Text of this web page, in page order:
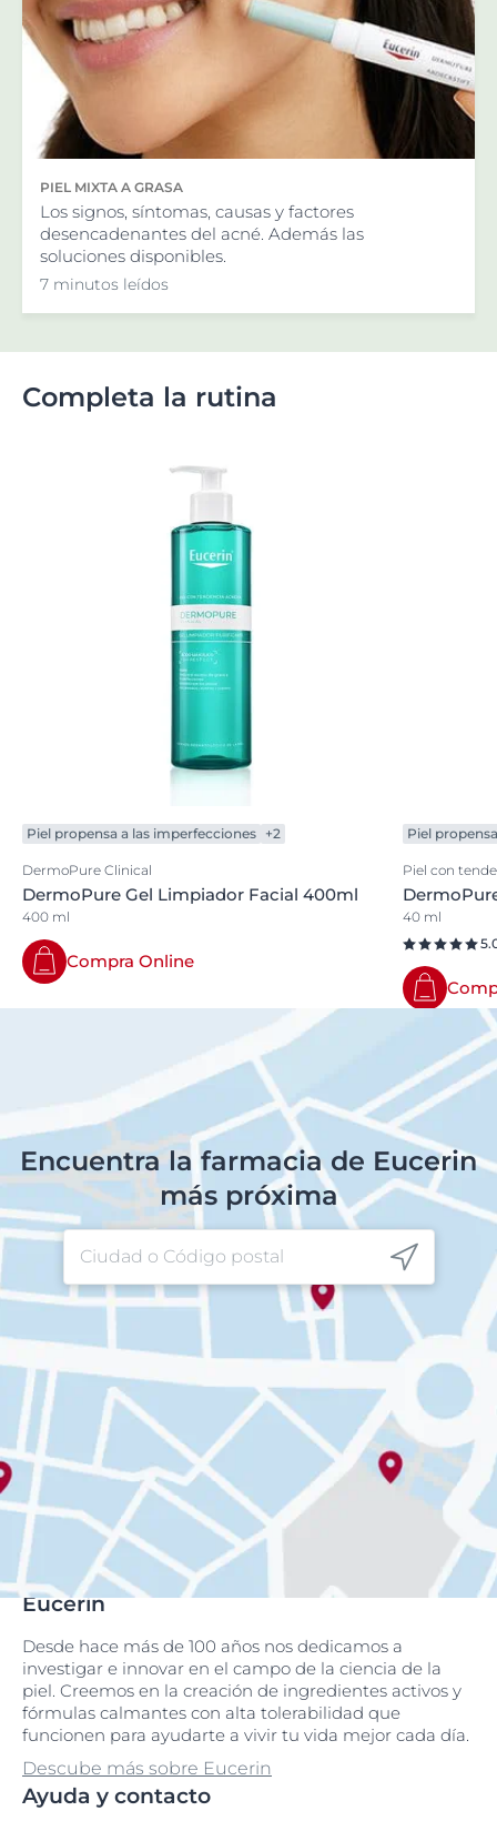
PIEL MIXTA A GRASA
Los signos, síntomas, causas y factores
desencadenantes del acné. Además las
soluciones disponibles.
7 minutos leídos
Completa la rutina
Piel propensa a las imperfecciones +2
DermoPure Clinical
DermoPure Gel Limpiador Facial 400ml
400 ml
Compra Online
Piel
Piel con
40 ml
Encuentra la farmacia de Eucerin
más próxima
Eucerin
Desde hace más de 100 años nos dedicamos a
investigar e innovar en el campo de la ciencia de la
piel. Creemos en la creación de ingredientes activos y
fórmulas calmantes con alta tolerabilidad que
funcionen para ayudarte a vivir tu vida mejor cada día.
Descube más sobre Eucerin
Ayuda y contacto